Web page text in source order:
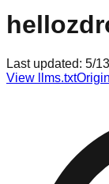
Last updated: 5/
View llms.txt